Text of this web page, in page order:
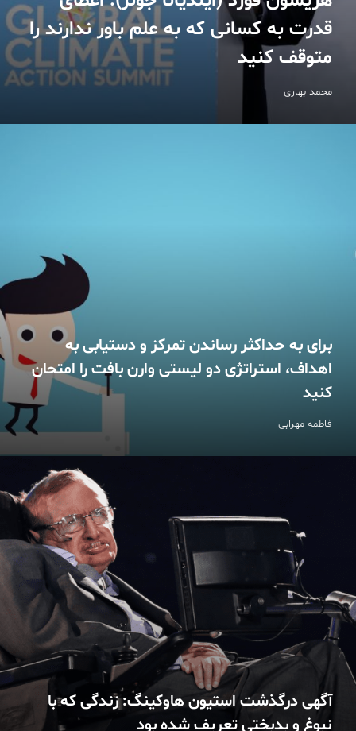
محمد بهاری
قدرت به کسانی که به علم باور ندارند را
متوقف کنید
فاطمه مهرابی
برای به حداکثر رساندن تمرکز و دستیابی به
اهداف، استراتژی دو لیستی وارن بافت را امتحان
کنید
آگهی درگذشت استیون هاوکینگ: زندگی‌ که با
نبوغ و بدبختی تعریف شده بود